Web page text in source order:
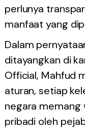
perlunya
manfaat yang
Dalam
ditayangkan di
Official, Mahfud
aturan, setiap
negara memang
pribadi oleh